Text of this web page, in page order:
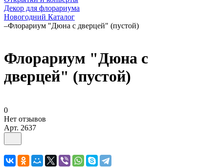
Декор для флорариума
Новогодний Каталог
–Флорариум "Дюна с дверцей" (пустой)
Флорариум "Дюна с
дверцей" (пустой)
0
Нет отзывов
Арт. 2637